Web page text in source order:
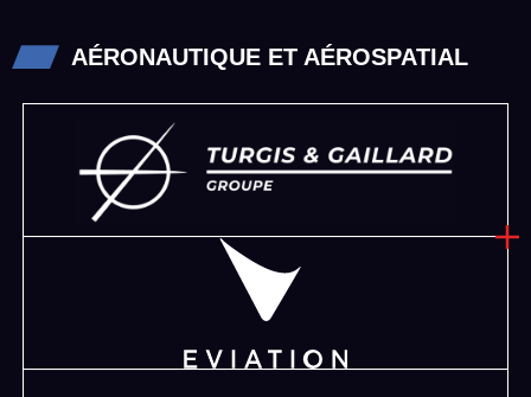
AÉRONAUTIQUE ET AÉROSPATIAL